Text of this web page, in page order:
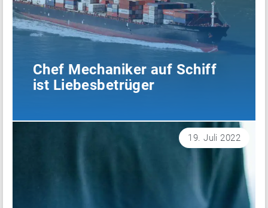
Chef Mechaniker auf Schiff
ist Liebesbetrüger
19. Juli 2022